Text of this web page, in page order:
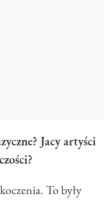
Jacy artyści
To były